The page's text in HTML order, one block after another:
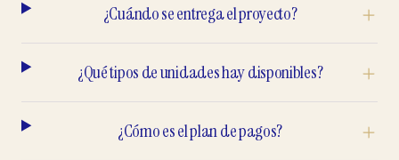
¿Cuándo se entrega el proyecto?
¿Qué tipos de unidades hay disponibles?
¿Cómo es el plan de pagos?